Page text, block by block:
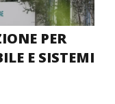
PER
E SISTEMI